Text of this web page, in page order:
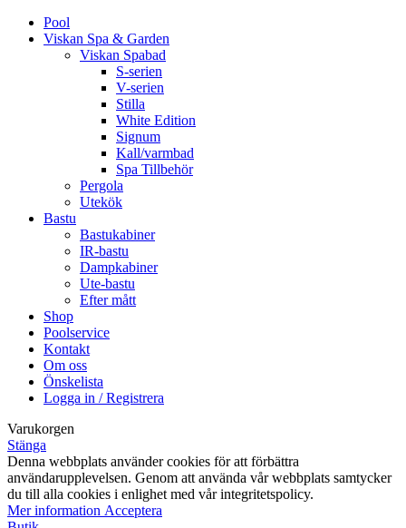
Pool
Viskan Spa & Garden
Viskan Spabad
S-serien
V-serien
Stilla
White Edition
Signum
Kall/varmbad
Spa Tillbehör
Pergola
Utekök
Bastu
Bastukabiner
IR-bastu
Dampkabiner
Ute-bastu
Efter mått
Shop
Poolservice
Kontakt
Om oss
Önskelista
Logga in / Registrera
Varukorgen
Stänga
Denna webbplats använder cookies för att förbättra
användarupplevelsen. Genom att använda vår webbplats samtycker
du till alla cookies i enlighet med vår integritetspolicy.
Mer information Mer
Acceptera